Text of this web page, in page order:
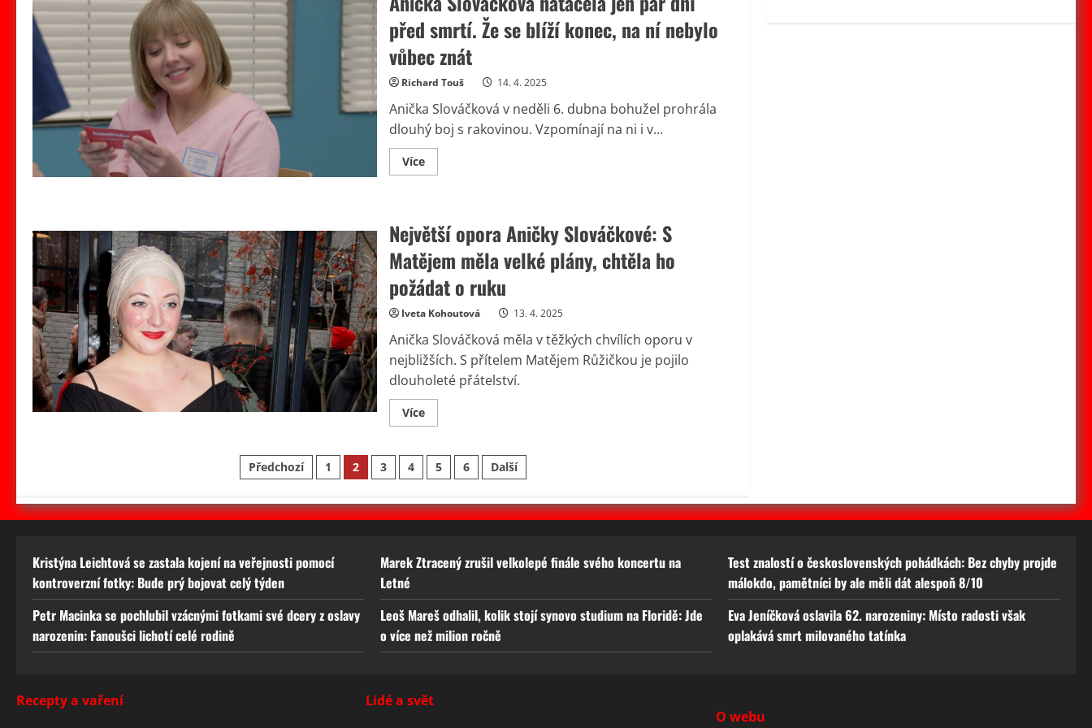
její
poslední
přání.
Popel
rozptýlili
na
místě,
které
milovala
před smrtí. Že se blíží konec, na ní nebylo
vůbec znát
Richard Touš 14. 4. 2025
Anička Slováčková v neděli 6. dubna bohužel prohrála
dlouhý boj s rakovinou. Vzpomínají na ni i v...
VíceRead
more
jen
pár
dní
před
smrtí.
Že
se
blíží
konec,
na
ní
nebylo
vůbec
znát
Největší opora Aničky Slováčkové: S
Matějem měla velké plány, chtěla ho
požádat o ruku
Iveta Kohoutová 13. 4. 2025
Anička Slováčková měla v těžkých chvílích oporu v
nejbližších. S přítelem Matějem Růžičkou je pojilo
dlouholeté přátelství.
VíceRead
more
opora
Aničky
Slováčkové:
Matějem
měla
velké
ho
požádat
Stránkování
příspěvků
Předchozí 1 2 3 4 5 6 Další
Kristýna Leichtová se zastala kojení na veřejnosti pomocí
kontroverzní fotky: Bude prý bojovat celý týden
Marek Ztracený zrušil velkolepé finále svého koncertu na
Letné
Test znalostí o československých pohádkách: Bez chyby projde
málokdo, pamětníci by ale měli dát alespoň 8/10
Petr Macinka se pochlubil vzácnými fotkami své dcery z oslavy
narozenin: Fanoušci lichotí celé rodině
Leoš Mareš odhalil, kolik stojí synovo studium na Floridě: Jde
o více než milion ročně
Eva Jeníčková oslavila 62. narozeniny: Místo radosti však
oplakává smrt milovaného tatínka
Recepty a vaření
Lidé a svět
O webu